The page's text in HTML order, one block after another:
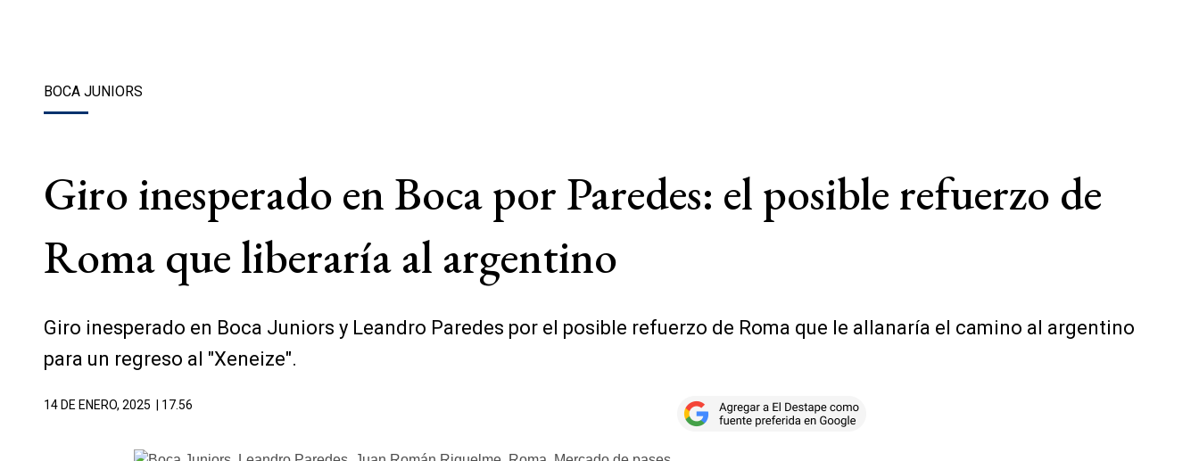
BOCA JUNIORS
Giro inesperado en Boca por Paredes: el posible refuerzo de
Roma que liberaría al argentino
Giro inesperado en Boca Juniors y Leandro Paredes por el posible refuerzo de Roma que le allanaría el camino al argentino
para un regreso al "Xeneize".
14 DE ENERO, 2025 | 17.56